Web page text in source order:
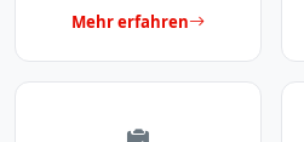
Mehr erfahren